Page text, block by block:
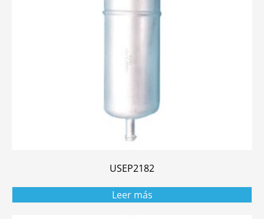
USEP2182
Leer más